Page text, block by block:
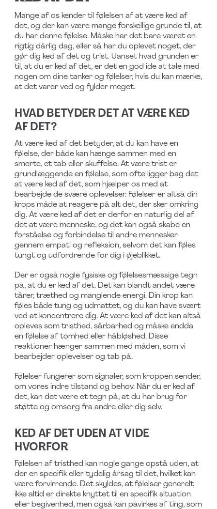
Mange af os kender til følelsen af at være ked af
det, og der kan være mange forskellige grunde til, at
du har denne følelse. Måske har det bare været en
rigtig dårlig dag, eller så har du oplevet noget, der
gør dig ked af det og trist. Uanset hvad grunden er
til, at du er ked af det, er det en god ide at tale med
nogen om dine tanker og følelser, hvis du kan mærke,
at det varer ved og fylder meget.
HVAD BETYDER DET AT VÆRE KED
AF DET?
At være ked af det betyder, at du kan have en
følelse, der både kan hænge sammen med en
smerte, et tab eller skuffelse. At være trist er
grundlæggende en følelse, som ofte ligger bag det
at være ked af det, som hjælper os med at
bearbejde de svære oplevelser. Følelser er altså din
krops måde at reagere på alt det, der sker omkring
dig. At være ked af det er derfor en naturlig del af
det at være menneske, og det kan også skabe en
forståelse og forbindelse til andre mennesker
gennem empati og refleksion, selvom det kan føles
tungt og udfordrende for dig i øjeblikket.
Der er også nogle fysiske og følelsesmæssige tegn
på, at du er ked af det. Det kan blandt andet være
tårer, træthed og manglende energi. Din krop kan
føles både tung og udmattet, og du kan have svært
ved at koncentrere dig. At være ked af det kan altså
opleves som tristhed, sårbarhed og måske endda
en følelse af tomhed eller håbløshed. Disse
reaktioner hænger sammen med måden, som vi
bearbejder oplevelser og tab på.
Følelser fungerer som signaler, som kroppen sender,
om vores indre tilstand og behov. Når du er ked af
det, kan det være et tegn på, at du har brug for
støtte og omsorg fra andre eller dig selv.
KED AF DET UDEN AT VIDE
HVORFOR
Følelsen af tristhed kan nogle gange opstå uden, at
der en specifik eller tydelig årsag til det, hvilket kan
være forvirrende. Det skyldes, at følelser generelt
ikke altid er direkte knyttet til en specifik situation
eller begivenhed, men også kan påvirkes af ting, som